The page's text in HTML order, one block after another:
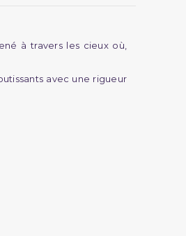
à travers les cieux où,
avec une rigueur